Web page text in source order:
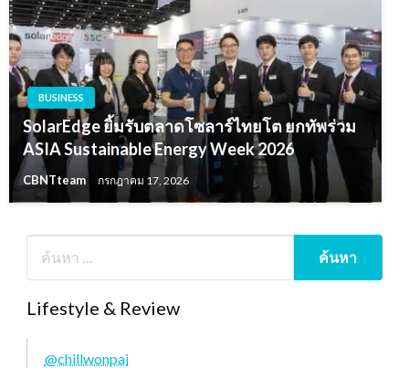
BUSINESS
SolarEdge ยิ้มรับตลาดโซลาร์ไทยโต ยกทัพร่วม
ASIA Sustainable Energy Week 2026
CBNTteam กรกฎาคม 17, 2026
Lifestyle & Review
@chillwonpai